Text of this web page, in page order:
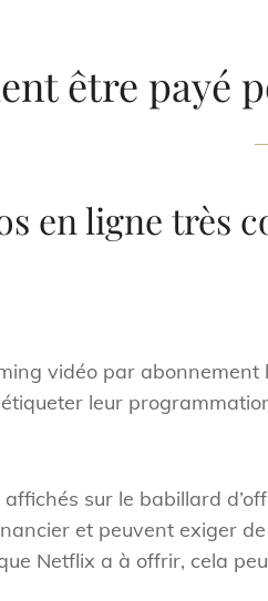
être payé
en ligne très
vidéo par
leur
sur le babillard
et peuvent exiger
Netflix a à offrir, cela